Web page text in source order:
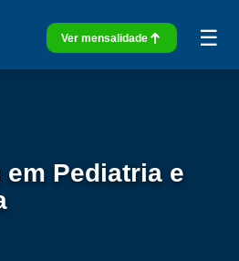
Ver mensalidade ☰
Pediatria e